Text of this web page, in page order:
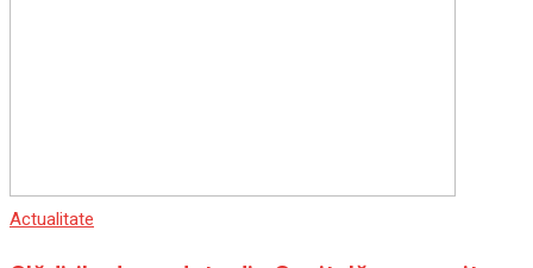
Actualitate